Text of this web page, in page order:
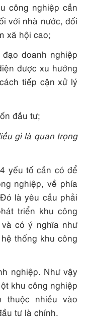
công nghiệp cần
với nhà nước, đối
xã hội cao;
doanh nghiệp
được xu hướng
tiếp cận xử lý
đầu tư;
gì là quan trọng
yếu tố cần có để
nghiệp, về phía
là yêu cầu phải
triển khu công
có ý nghĩa như
thống khu công
nghiệp. Như vậy
khu công nghiệp
thuộc nhiều vào
tư là chính.